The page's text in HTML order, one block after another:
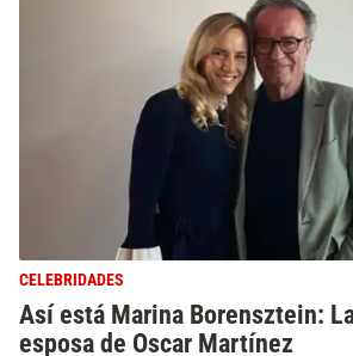
CELEBRIDADES
Así está Marina Borensztein:
esposa de Oscar Martínez